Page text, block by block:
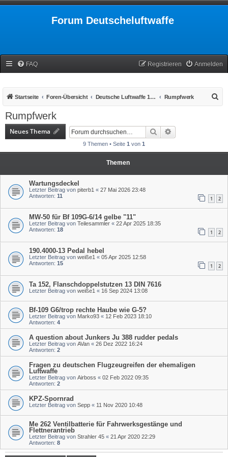
Forum Deutscheluftwaffe
FAQ Anmelden
Registrieren
Startseite Foren-Übersicht Deutsche Luftwaffe 1939-1945 Rumpfwerk
Rumpfwerk
Neues Thema Suche
9 Themen • Seite 1 von 1
Themen
Wartungsdeckel
Letzter Beitrag von piterb1 « 27 Mai 2026 23:48
Antworten: 11 1 2
MW-50 für Bf 109G-6/14 gelbe "11"
Letzter Beitrag von Teilesammler « 22 Apr 2025 18:35
Antworten: 18 1 2
190.4000-13 Pedal hebel
Letzter Beitrag von weiße1 « 05 Apr 2025 12:58
Antworten: 15 1 2
Ta 152, Flanschdoppelstutzen 13 DIN 7616
Letzter Beitrag von weiße1 « 16 Sep 2024 13:08
Bf-109 G6/trop rechte Haube wie G-5?
Letzter Beitrag von Marko93 « 12 Feb 2023 18:10
Antworten: 4
A question about Junkers Ju 388 rudder pedals
Letzter Beitrag von AVan « 26 Dez 2022 16:24
Antworten: 2
Fragen zu deutschen Flugzeugreifen der ehemaligen
Luftwaffe
Letzter Beitrag von Airboss « 02 Feb 2022 09:35
Antworten: 2
KPZ-Spornrad
Letzter Beitrag von Sepp « 11 Nov 2020 10:48
Me 262 Ventilbatterie für Fahrwerksgestänge und
Flettnerantrieb
Letzter Beitrag von Strahler 45 « 21 Apr 2020 22:29
Antworten: 8